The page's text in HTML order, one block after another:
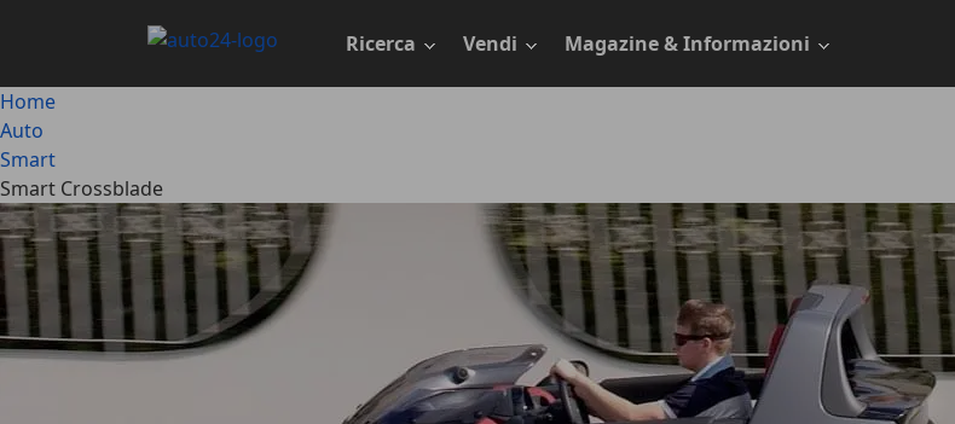
principale
Ricerca Vendi Magazine & Informazioni
Home
Auto
Smart
Smart Crossblade